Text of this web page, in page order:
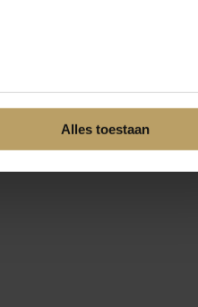
Alles toestaan